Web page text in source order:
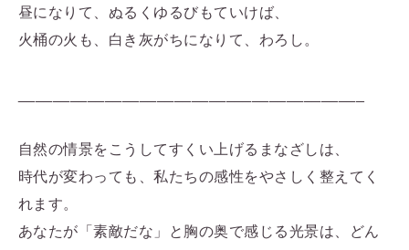
昼になりて、ぬるくゆるびもていけば、
火桶の火も、白き灰がちになりて、わろし。
自然の情景をこうしてすくい上げるまなざしは、
時代が変わっても、私たちの感性をやさしく整えてく
れます。
あなたが「素敵だな」と胸の奥で感じる光景は、どん